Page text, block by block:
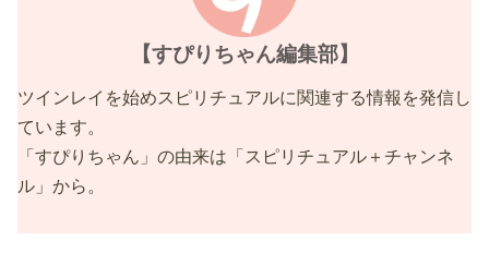
【すぴりちゃん編集部】
ツインレイを始めスピリチュアルに関連する情報を発信し
ています。
「すぴりちゃん」の由来は「スピリチュアル＋チャンネ
ル」から。